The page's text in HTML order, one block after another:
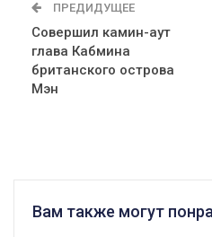
ПРЕДИДУЩЕЕ
Совершил камин-аут
глава Кабмина
британского острова
Мэн
Вам также могут